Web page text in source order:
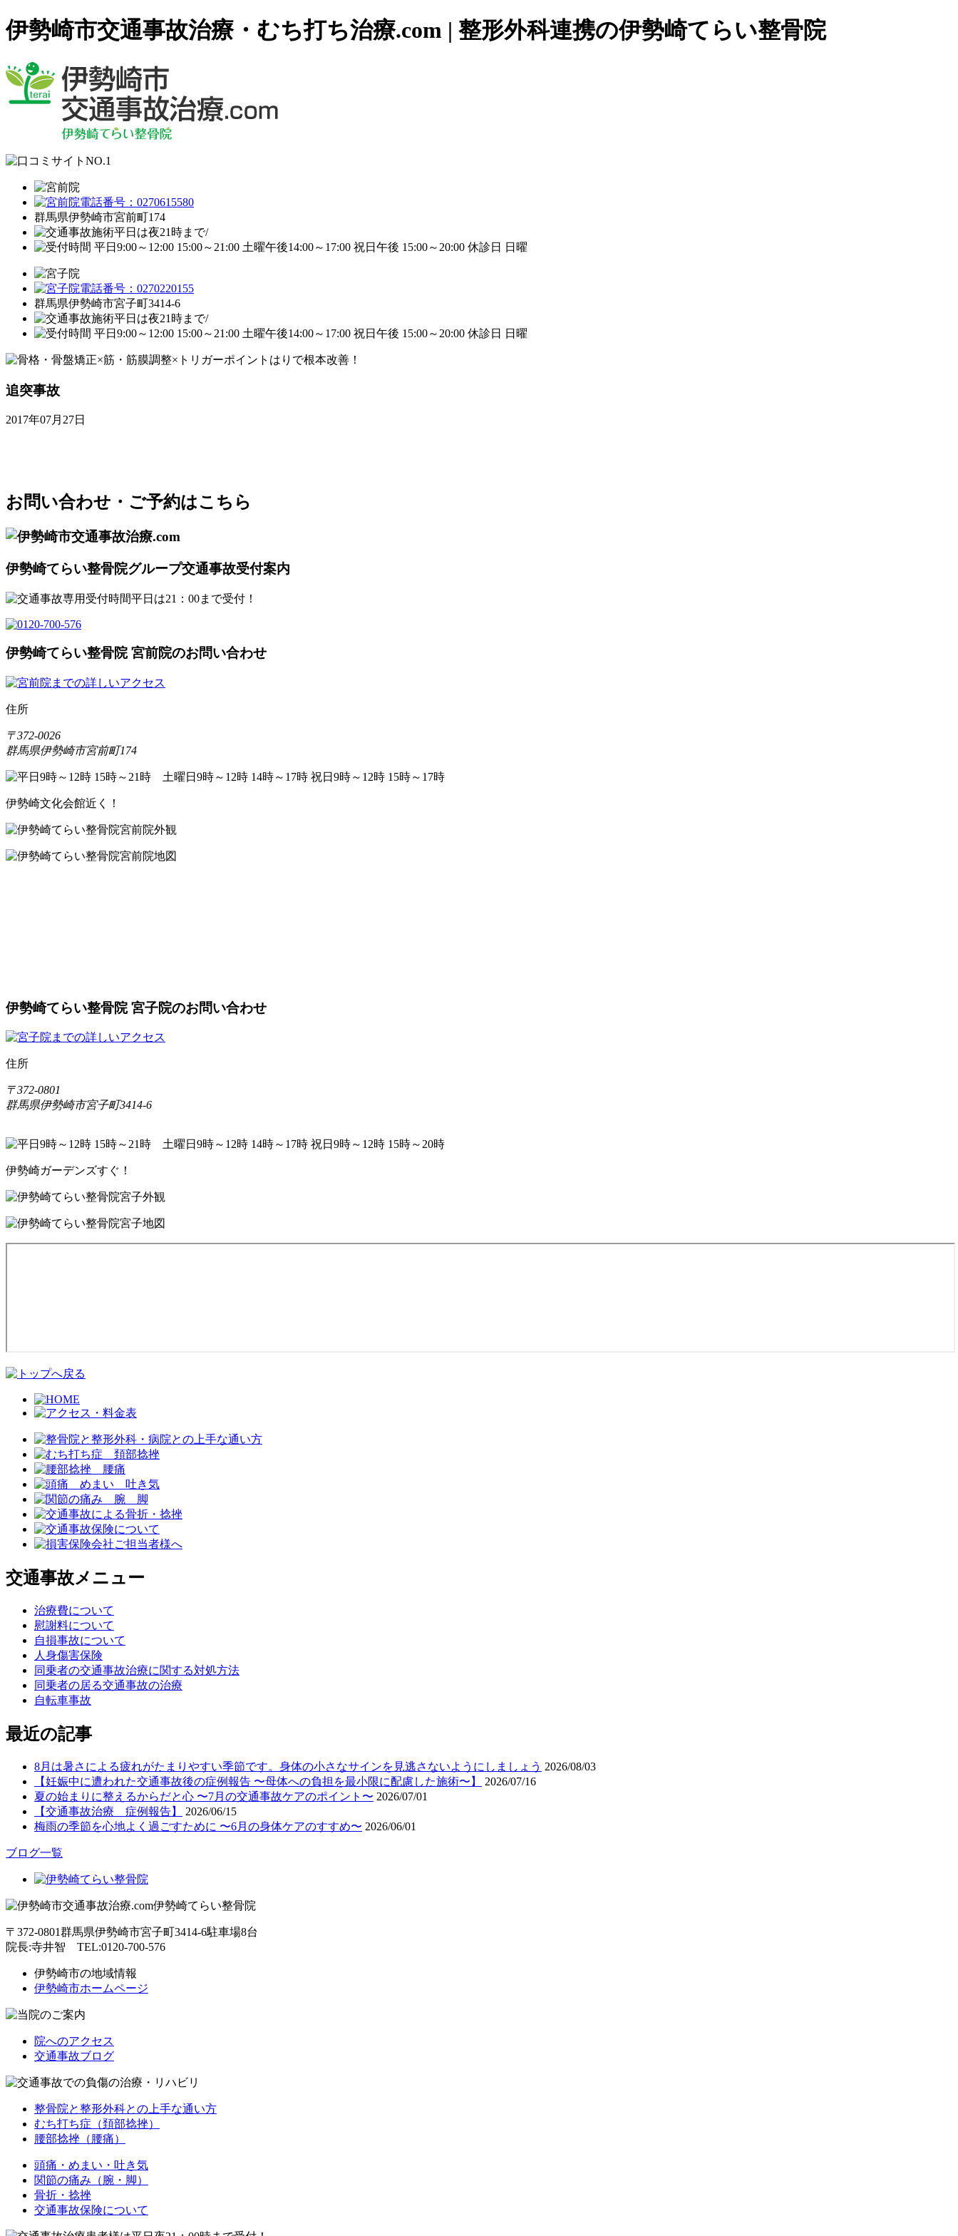
伊勢崎市交通事故治療・むち打ち治療.com | 整形外科連携の伊勢崎てらい整骨院
群馬県伊勢崎市宮前町174
群馬県伊勢崎市宮子町3414-6
追突事故
2017年07月27日
お問い合わせ・ご予約はこちら
伊勢崎てらい整骨院グループ交通事故受付案内
伊勢崎てらい整骨院 宮前院のお問い合わせ
住所
〒372-0026
群馬県伊勢崎市宮前町174
伊勢崎文化会館近く！
伊勢崎てらい整骨院 宮子院のお問い合わせ
住所
〒372-0801
群馬県伊勢崎市宮子町3414-6
伊勢崎ガーデンズすぐ！
交通事故メニュー
治療費について
慰謝料について
自損事故について
人身傷害保険
同乗者の交通事故治療に関する対処方法
同乗者の居る交通事故の治療
自転車事故
最近の記事
8月は暑さによる疲れがたまりやすい季節です。身体の小さなサインを見逃さないようにしましょう 2026/08/03
【妊娠中に遭われた交通事故後の症例報告 〜母体への負担を最小限に配慮した施術〜】
2026/07/16
夏の始まりに整えるからだと心 〜7月の交通事故ケアのポイント〜 2026/07/01
【交通事故治療 症例報告】
2026/06/15
梅雨の季節を心地よく過ごすために 〜6月の身体ケアのすすめ〜 2026/06/01
ブログ一覧
〒372-0801群馬県伊勢崎市宮子町3414-6駐車場8台
院長:寺井智 TEL:0120-700-576
伊勢崎市の地域情報
伊勢崎市ホームページ
院へのアクセス
交通事故ブログ
整骨院と整形外科との上手な通い方
むち打ち症（頚部捻挫）
腰部捻挫（腰痛）
頭痛・めまい・吐き気
関節の痛み（腕・脚）
骨折・捻挫
交通事故保険について